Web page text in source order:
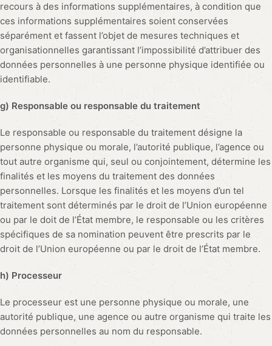
recours à des informations supplémentaires, à condition que
ces informations supplémentaires soient conservées
séparément et fassent l’objet de mesures techniques et
organisationnelles garantissant l’impossibilité d’attribuer des
données personnelles à une personne physique identifiée ou
identifiable.
g) Responsable ou responsable du traitement
Le responsable ou responsable du traitement désigne la
personne physique ou morale, l’autorité publique, l’agence ou
tout autre organisme qui, seul ou conjointement, détermine les
finalités et les moyens du traitement des données
personnelles. Lorsque les finalités et les moyens d’un tel
traitement sont déterminés par le droit de l’Union européenne
ou par le doit de l’État membre, le responsable ou les critères
spécifiques de sa nomination peuvent être prescrits par le
droit de l’Union européenne ou par le droit de l’État membre.
h) Processeur
Le processeur est une personne physique ou morale, une
autorité publique, une agence ou autre organisme qui traite les
données personnelles au nom du responsable.